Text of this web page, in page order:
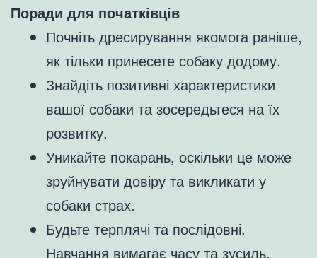
Поради для початківців
Почніть дресирування якомога раніше,
як тільки принесете собаку додому.
Знайдіть позитивні характеристики
вашої собаки та зосередьтеся на їх
розвитку.
Уникайте покарань, оскільки це може
зруйнувати довіру та викликати у
собаки страх.
Будьте терплячі та послідовні.
Навчання вимагає часу та зусиль.